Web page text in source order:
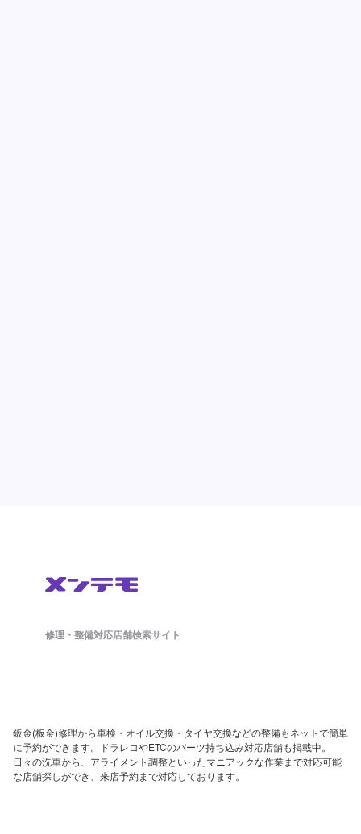
修理・整備対応店舗検索サイト
鈑金(板金)修理から車検・オイル交換・タイヤ交換などの整備もネットで簡単
に予約ができます。ドラレコやETCのパーツ持ち込み対応店舗も掲載中。
日々の洗車から、アライメント調整といったマニアックな作業まで対応可能
な店舗探しができ、来店予約まで対応しております。